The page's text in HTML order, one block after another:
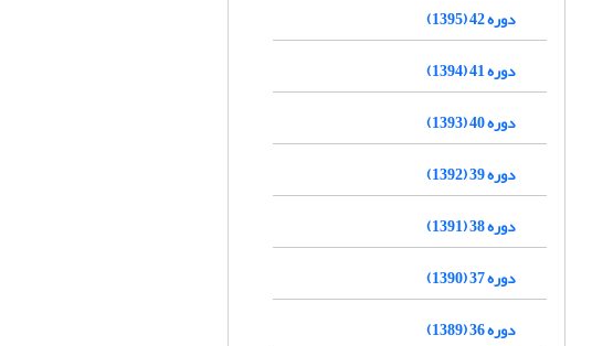
دوره 42 (1395)
دوره 41 (1394)
دوره 40 (1393)
دوره 39 (1392)
دوره 38 (1391)
دوره 37 (1390)
دوره 36 (1389)